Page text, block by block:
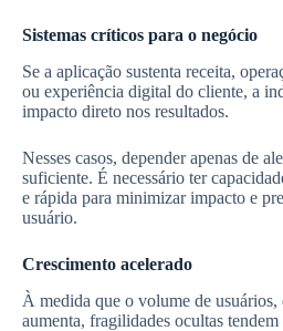
Sistemas críticos para o negócio
Se a aplicação sustenta receita,
ou experiência digital do cliente, a
impacto direto nos resultados.
Nesses casos, depender apenas de
suficiente. É necessário ter
e rápida para minimizar impacto e
usuário.
Crescimento acelerado
À medida que o volume de usuários,
aumenta, fragilidades ocultas tendem